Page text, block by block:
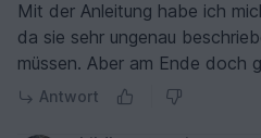
Mit der Anleitung habe ich
da sie sehr ungenau
müssen. Aber am Ende doch
Antwort